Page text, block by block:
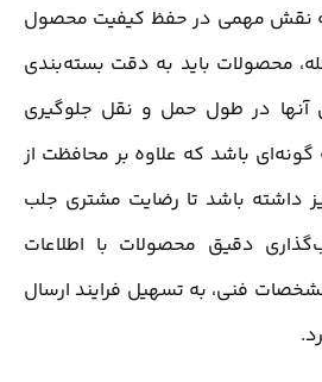
نقش مهمی در حفظ کیفیت محصول
محصولات باید به دقت بسته‌بندی
آنها در طول حمل و نقل جلوگیری
باشد که علاوه بر محافظت از
داشته باشد تا رضایت مشتری جلب
دقیق محصولات با اطلاعات
فنی، به تسهیل فرایند ارسال